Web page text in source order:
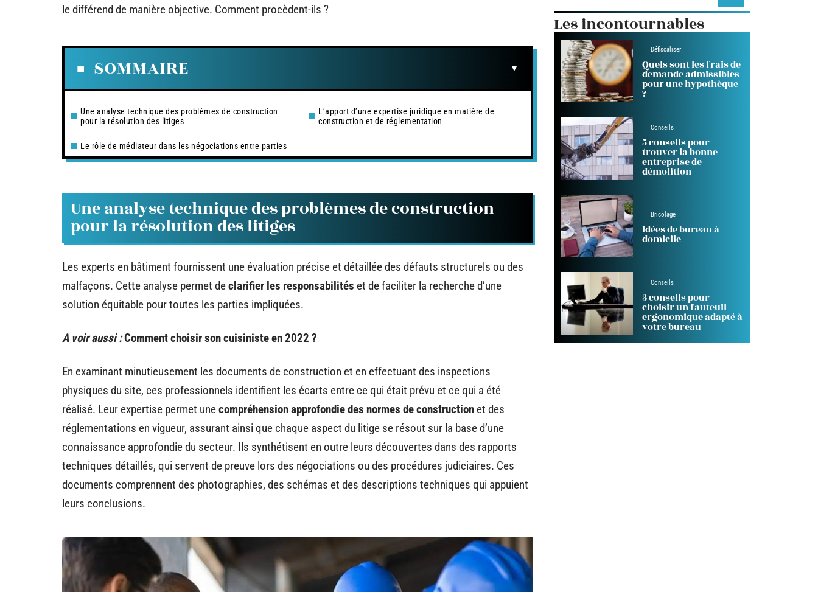
le différend de manière objective. Comment procèdent-ils ?
SOMMAIRE
Une analyse technique des problèmes de construction
pour la résolution des litiges
Le rôle de médiateur dans les négociations entre parties
L’apport d’une expertise juridique en matière de
construction et de réglementation
Une analyse technique des problèmes de construction
pour la résolution des litiges
Les experts en bâtiment fournissent une évaluation précise et détaillée des défauts structurels ou des
malfaçons. Cette analyse permet declarifier les responsabilités et de faciliter la recherche d’une
solution équitable pour toutes les parties impliquées.
A voir aussi :Comment choisir son cuisiniste en 2022 ?
En examinant minutieusement les documents de construction et en effectuant des inspections
physiques du site, ces professionnels identifient les écarts entre ce qui était prévu et ce qui a été
réalisé. Leur expertise permet unecompréhension approfondie des normes de construction et des
réglementations en vigueur, assurant ainsi que chaque aspect du litige se résout sur la base d’une
connaissance approfondie du secteur. Ils synthétisent en outre leurs découvertes dans des rapports
techniques détaillés, qui servent de preuve lors des négociations ou des procédures judiciaires. Ces
documents comprennent des photographies, des schémas et des descriptions techniques qui appuient
leurs conclusions.
Les incontournables
Défiscaliser
Quels sont les frais de
demande admissibles
pour une hypothèque
?
Conseils
5 conseils pour
trouver la bonne
entreprise de
démolition
Bricolage
Idées de bureau à
domicile
Conseils
3 conseils pour
choisir un fauteuil
ergonomique adapté à
votre bureau